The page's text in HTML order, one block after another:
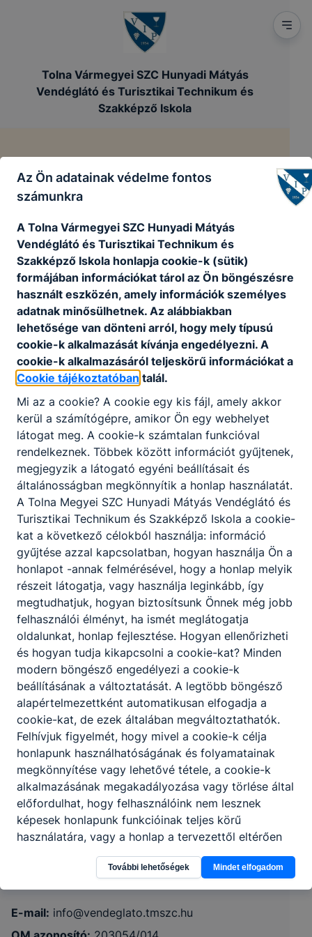
Tolna Vármegyei SZC Hunyadi Mátyás
Vendéglátó és Turisztikai Technikum és
Szakképző Iskola
Szakmai program
A Tolna Vármegyei SZC Hunyadi Mátyás
Vendéglátó és Turisztikai Technikum és
Szakképző Iskola Szakmai Programja.
Partnereink
Tolna Vármegyei SZC Hunyadi Mátyás
Vendéglátó és Turisztikai Technikum és
Szakképző Iskola
7100 Szekszárd, Hunyadi u. 7.
+36 70 331 7238
E-mail: info@vendeglato.tmszc.hu
Az Ön adatainak védelme fontos
számunkra
A Tolna Vármegyei SZC Hunyadi Mátyás
Vendéglátó és Turisztikai Technikum és
Szakképző Iskola honlapja cookie-k (sütik)
formájában információkat tárol az Ön böngészésre
használt eszközén, amely információk személyes
adatnak minősülhetnek. Az alábbiakban
lehetősége van dönteni arról, hogy mely típusú
cookie-k alkalmazását kívánja engedélyezni. A
cookie-k alkalmazásáról teljeskörű információkat a
Cookie tájékoztatóban talál.
Mi az a cookie? A cookie egy kis fájl, amely akkor
kerül a számítógépre, amikor Ön egy webhelyet
látogat meg. A cookie-k számtalan funkcióval
rendelkeznek. Többek között információt gyűjtenek,
megjegyzik a látogató egyéni beállításait és
általánosságban megkönnyítik a honlap használatát.
A Tolna Megyei SZC Hunyadi Mátyás Vendéglátó és
Turisztikai Technikum és Szakképző Iskola a cookie-
kat a következő célokból használja: információ
gyűjtése azzal kapcsolatban, hogyan használja Ön a
honlapot -annak felmérésével, hogy a honlap melyik
részeit látogatja, vagy használja leginkább, így
megtudhatjuk, hogyan biztosítsunk Önnek még jobb
felhasználói élményt, ha ismét meglátogatja
oldalunkat, honlap fejlesztése. Hogyan ellenőrizheti
és hogyan tudja kikapcsolni a cookie-kat? Minden
modern böngésző engedélyezi a cookie-k
beállításának a változtatását. A legtöbb böngésző
alapértelmezettként automatikusan elfogadja a
cookie-kat, de ezek általában megváltoztathatók.
Felhívjuk figyelmét, hogy mivel a cookie-k célja
honlapunk használhatóságának és folyamatainak
megkönnyítése vagy lehetővé tétele, a cookie-k
alkalmazásának megakadályozása vagy törlése által
előfordulhat, hogy felhasználóink nem lesznek
képesek honlapunk funkcióinak teljes körű
használatára, vagy a honlap a tervezettől eltérően
fog működni böngészőjében.
További lehetőségek Mindet elfogadom